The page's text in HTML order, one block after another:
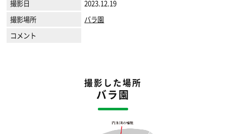
撮影日
2023.12.19
撮影場所
バラ園
コメント
撮影した場所
バラ園